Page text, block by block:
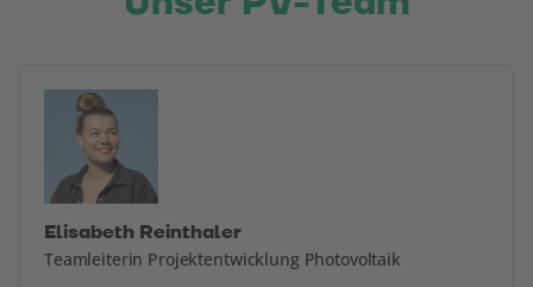
Elisabeth Reinthaler
Teamleiterin Projektentwicklung Photovoltaik